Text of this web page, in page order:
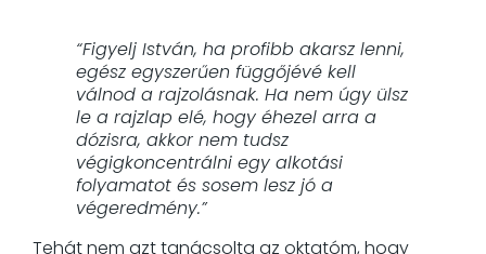
“Figyelj István, ha profibb akarsz lenni,
egész egyszerűen függőjévé kell
válnod a rajzolásnak. Ha nem úgy ülsz
le a rajzlap elé, hogy éhezel arra a
dózisra, akkor nem tudsz
végigkoncentrálni egy alkotási
folyamatot és sosem lesz jó a
végeredmény.”
Tehát nem azt tanácsolta az oktatóm, hogy